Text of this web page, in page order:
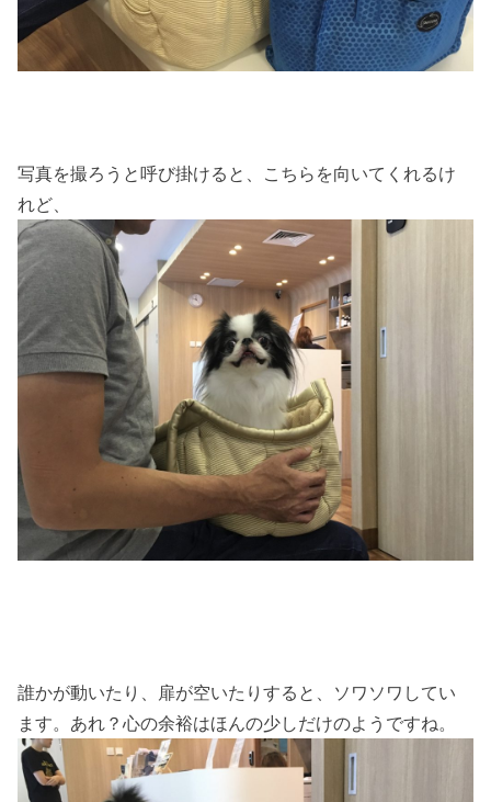
写真を撮ろうと呼び掛けると、こちらを向いてくれるけ
れど、
誰かが動いたり、扉が空いたりすると、ソワソワしてい
ます。あれ？心の余裕はほんの少しだけのようですね。